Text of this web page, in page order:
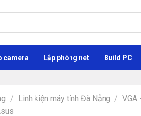
camera Lắp phòng net Build PC
/ Linh kiện máy tính Đà Nẵng / VGA